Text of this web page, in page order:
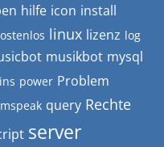
hilfe icon install
linux lizenz log
musikbot mysql
power Problem
query Rechte
server